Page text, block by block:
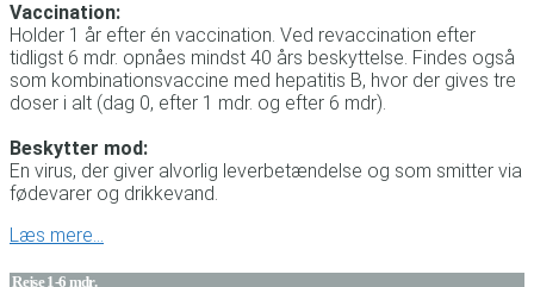
Vaccination:
Holder 1 år efter én vaccination. Ved revaccination efter
tidligst 6 mdr. opnåes mindst 40 års beskyttelse. Findes også
som kombinationsvaccine med hepatitis B, hvor der gives tre
doser i alt (dag 0, efter 1 mdr. og efter 6 mdr).
Beskytter mod:
En virus, der giver alvorlig leverbetændelse og som smitter via
fødevarer og drikkevand.
Læs mere…
Rejse 1-6 mdr.